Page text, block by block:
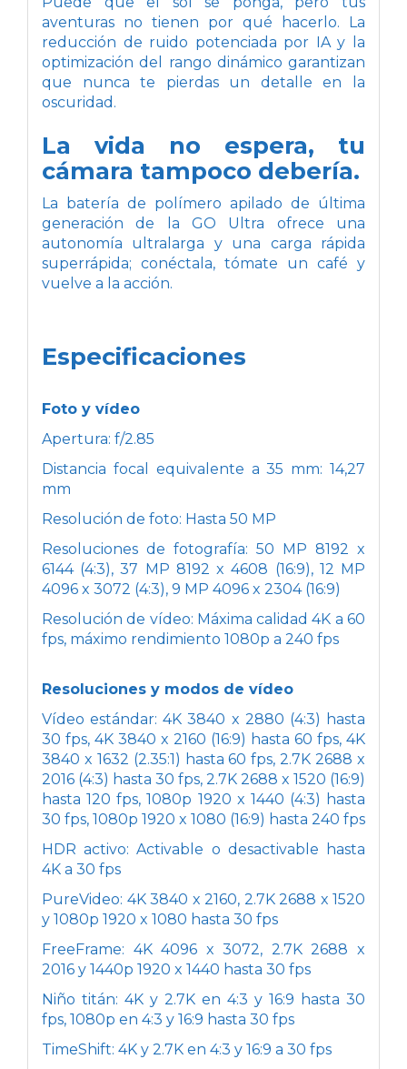
aventuras no tienen por qué hacerlo. La
reducción de ruido potenciada por IA y la
optimización del rango dinámico garantizan
que nunca te pierdas un detalle en la
oscuridad.
La vida no espera, tu
cámara tampoco debería.
La batería de polímero apilado de última
generación de la GO Ultra ofrece una
autonomía ultralarga y una carga rápida
superrápida; conéctala, tómate un café y
vuelve a la acción.
Especificaciones
Foto y vídeo
Apertura: f/2.85
Distancia focal equivalente a 35 mm: 14,27
mm
Resolución de foto: Hasta 50 MP
Resoluciones de fotografía: 50 MP 8192 x
6144 (4:3), 37 MP 8192 x 4608 (16:9), 12 MP
4096 x 3072 (4:3), 9 MP 4096 x 2304 (16:9)
Resolución de vídeo: Máxima calidad 4K a 60
fps, máximo rendimiento 1080p a 240 fps
Resoluciones y modos de vídeo
Vídeo estándar: 4K 3840 x 2880 (4:3) hasta
30 fps, 4K 3840 x 2160 (16:9) hasta 60 fps, 4K
3840 x 1632 (2.35:1) hasta 60 fps, 2.7K 2688 x
2016 (4:3) hasta 30 fps, 2.7K 2688 x 1520 (16:9)
hasta 120 fps, 1080p 1920 x 1440 (4:3) hasta
30 fps, 1080p 1920 x 1080 (16:9) hasta 240 fps
HDR activo: Activable o desactivable hasta
4K a 30 fps
PureVideo: 4K 3840 x 2160, 2.7K 2688 x 1520
y 1080p 1920 x 1080 hasta 30 fps
FreeFrame: 4K 4096 x 3072, 2.7K 2688 x
2016 y 1440p 1920 x 1440 hasta 30 fps
Niño titán: 4K y 2.7K en 4:3 y 16:9 hasta 30
fps, 1080p en 4:3 y 16:9 hasta 30 fps
TimeShift: 4K y 2.7K en 4:3 y 16:9 a 30 fps